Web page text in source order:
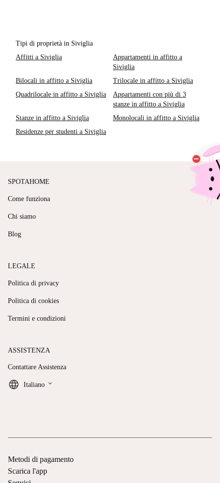
Tipi di proprietà in Siviglia
Affitti a Siviglia
Appartamenti in affitto a
Siviglia
Bilocali in affitto a Siviglia
Trilocale in affitto a Siviglia
Quadrilocale in affitto a Siviglia
Appartamenti con più di 3
stanze in affitto a Siviglia
Stanze in affitto a Siviglia
Monolocali in affitto a Siviglia
Residenze per studenti a Siviglia
SPOTAHOME
Come funziona
Chi siamo
Blog
LEGALE
Politica di privacy
Politica di cookies
Termini e condizioni
ASSISTENZA
Contattare Assistenza
Italiano keyboard_arrow_down
Metodi di pagamento
Scarica l'app